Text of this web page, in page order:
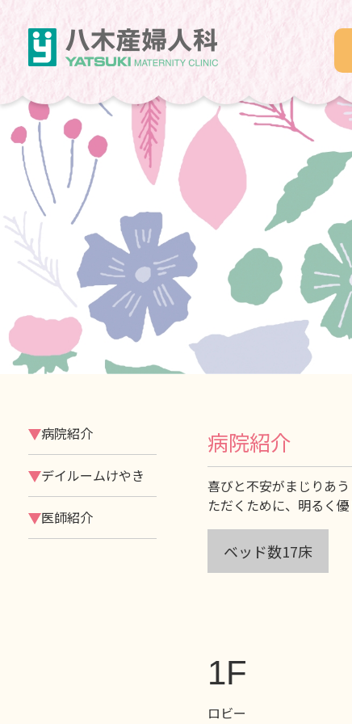
病院紹介
喜びと不安がまじりあ
ただくために、明るく
ベッド数17床
1F
ロビー
病院紹介
デイルームけやき
医師紹介